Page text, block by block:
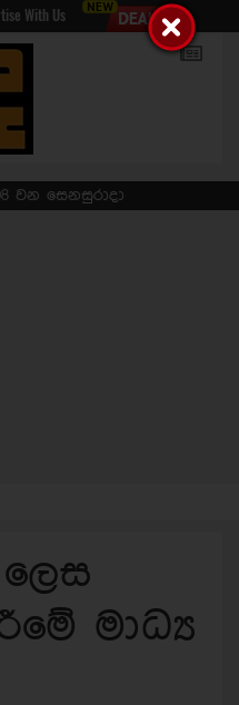
With Us
වන සෙනසුරාදා
මාධ්‍ය